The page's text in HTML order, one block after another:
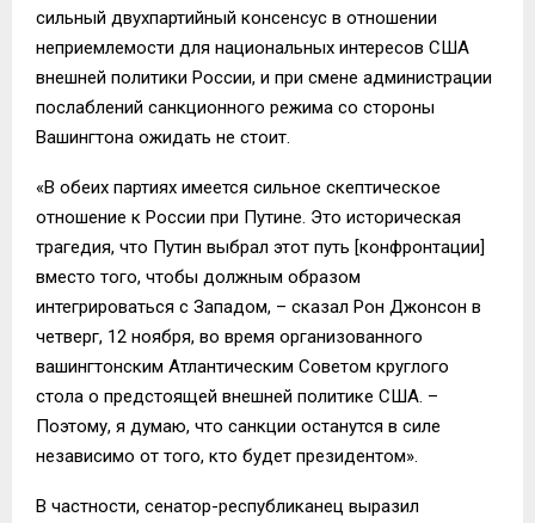
сильный двухпартийный консенсус в отношении
неприемлемости для национальных интересов США
внешней политики России, и при смене администрации
послаблений санкционного режима со стороны
Вашингтона ожидать не стоит.
«В обеих партиях имеется сильное скептическое
отношение к России при Путине. Это историческая
трагедия, что Путин выбрал этот путь [конфронтации]
вместо того, чтобы должным образом
интегрироваться с Западом, – сказал Рон Джонсон в
четверг, 12 ноября, во время организованного
вашингтонским Атлантическим Советом круглого
стола о предстоящей внешней политике США. –
Поэтому, я думаю, что санкции останутся в силе
независимо от того, кто будет президентом».
В частности, сенатор-республиканец выразил